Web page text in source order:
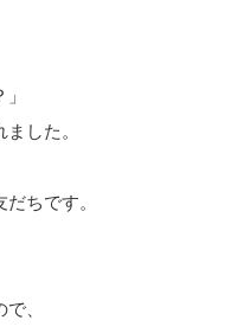
した。
ちです。
、